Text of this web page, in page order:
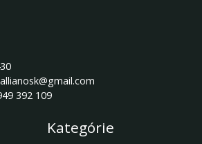
392 109
Kategórie